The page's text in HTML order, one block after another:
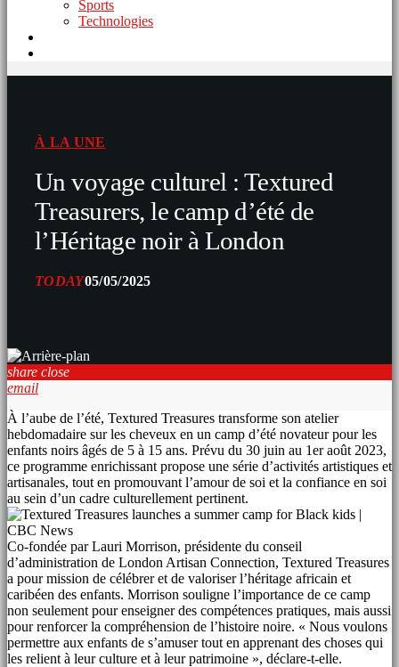
Sports
Technologies
À LA UNE
Un voyage culturel : Textured
Treasurers, le camp d’été de
l’Héritage noir à London
TODAY05/05/2025
share close
email
À l’aube de l’été, Textured Treasures transforme son atelier
hebdomadaire sur les cheveux en un camp d’été novateur pour les
enfants noirs âgés de 5 à 15 ans. Prévu du 30 juin au 1er août 2023,
ce programme enrichissant propose une série d’activités artistiques et
artisanales, tout en promouvant l’amour de soi et la confiance en soi
au sein d’un cadre culturellement pertinent.
Co-fondée par Lauri Morrison, présidente du conseil
d’administration de London Artisan Connection, Textured Treasures
a pour mission de célébrer et de valoriser l’héritage africain et
caribéen des enfants. Morrison souligne l’importance de ce camp
non seulement pour enseigner des compétences pratiques, mais aussi
pour renforcer la compréhension de l’histoire noire. « Nous voulons
permettre aux enfants de s’amuser tout en apprenant des choses qui
les relient à leur culture et à leur patrimoine », déclare-t-elle.